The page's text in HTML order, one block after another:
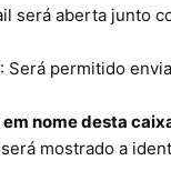
será aberta junto
: Será permitido
nome desta
mostrado a